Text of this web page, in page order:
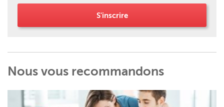
S'inscrire
Nous vous recommandons